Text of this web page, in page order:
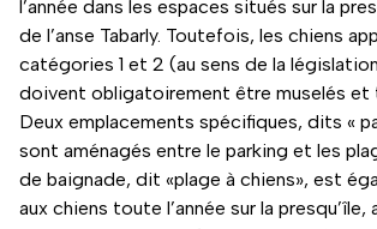
l’année dans les espaces situés sur la
de l’anse Tabarly. Toutefois, les chiens
catégories 1 et 2 (au sens de la
doivent obligatoirement être muselés et
Deux emplacements spécifiques, dits «
sont aménagés entre le parking et les
de baignade, dit «plage à chiens», est
aux chiens toute l’année sur la presqu’île,